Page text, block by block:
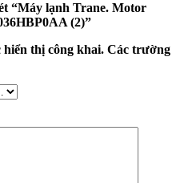
“Máy lạnh Trane. Motor
(2)”
hiển thị công khai. Các trường